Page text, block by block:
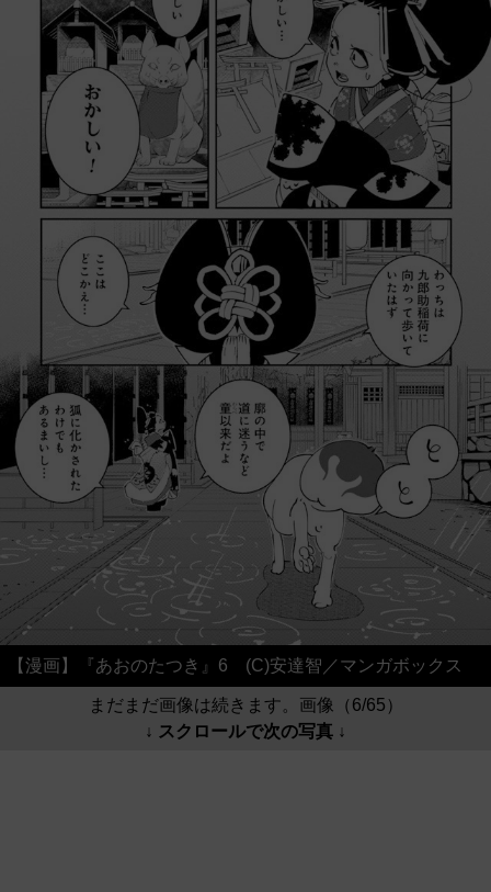
【漫画】『あおのたつき』6 (C)安達智／マンガボックス
まだまだ画像は続きます。画像（6/65）
↓ スクロールで次の写真 ↓